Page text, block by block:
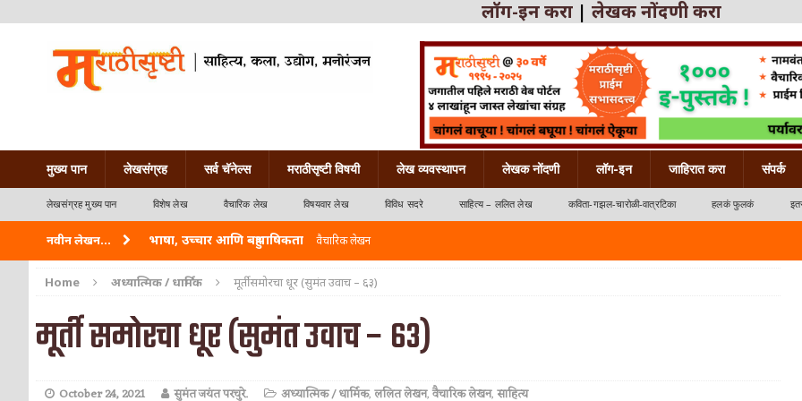
लॉग-इन करा | लेखक नोंदणी करा
मुख्य पान लेखसंग्रह सर्व चॅनेल्स मराठीसृष्टी विषयी लेख व्यवस्थापन लेखक नोंदणी लॉग-इन जाहिरात करा संपर्क
लेखसंग्रह मुख्य पान विशेष लेख वैचारिक लेख विषयवार लेख विविध सदरे साहित्य – ललित लेख कविता-गझल-चारोळी-वात्रटिका हलकं फुलकं
नवीन लेखन... भाषा, उच्चार आणि बहुभाषिकता वैचारिक लेखन
वारी विठ्ठलाची कविता-गझल-चारोळी-वात्रटिका
ताम्र – एक अफलातून धातू (COPPER)
जेव्हा मी आडनांव बदलले
अशी एक कविता लिहू इच्छिते कविता-गझल-चारोळी-वात्रटिका
Home अध्यात्मिक / धार्मिक मूर्ती समोरचा धूर (सुमंत उवाच – ६३)
मूर्ती समोरचा धूर (सुमंत उवाच – ६३)
October 24, 2021 सुमंत जयंत परचुरे. अध्यात्मिक / धार्मिक,ललित लेखन,वैचारिक लेखन,साहित्य